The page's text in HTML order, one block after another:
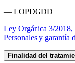
— LOPDGDD
Ley Orgánica 3/2018,
Personales y garantía
Finalidad del